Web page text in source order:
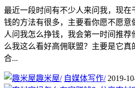
最近一段时间有不少人来问我，现在
钱的方法有很多，主要看你愿不愿意
人问我怎么挣钱，我会第一时间推
么我这么看好高佣联盟？主要是它真
合...
趣米屋/ 自媒体写作/ 2019-